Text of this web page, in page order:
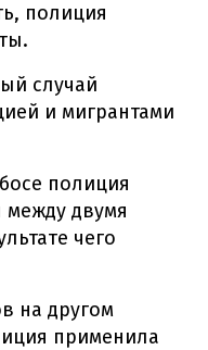
полиция
случай
и мигрантами
полиция
между двумя
чего
на другом
применила